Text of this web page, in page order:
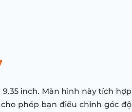
inch. Màn hình này tích hợp
phép bạn điều chỉnh góc độ